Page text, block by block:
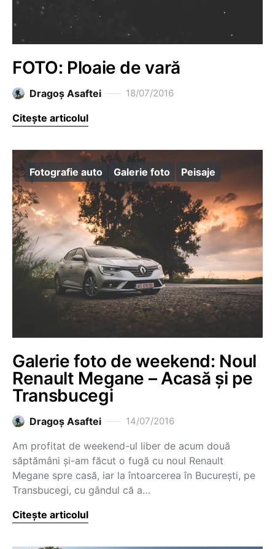
FOTO: Ploaie de vară
Dragoş Asaftei 18/07/2016
Citește articolul
Fotografie auto Galerie foto Peisaje
Galerie foto de weekend: Noul
Renault Megane – Acasă și pe
Transbucegi
Dragoş Asaftei 14/07/2016
Am profitat de weekend-ul liber de acum două
săptămâni și-am făcut o fugă cu noul Renault
Megane spre casă, iar la întoarcerea în București, pe
Transbucegi, cu gândul că a…
Citește articolul